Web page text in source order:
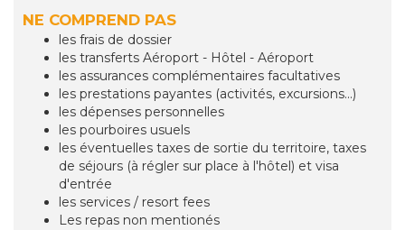
NE COMPREND PAS
les frais de dossier
les transferts Aéroport - Hôtel - Aéroport
les assurances complémentaires facultatives
les prestations payantes (activités, excursions...)
les dépenses personnelles
les pourboires usuels
les éventuelles taxes de sortie du territoire, taxes
de séjours (à régler sur place à l'hôtel) et visa
d'entrée
les services / resort fees
Les repas non mentionés